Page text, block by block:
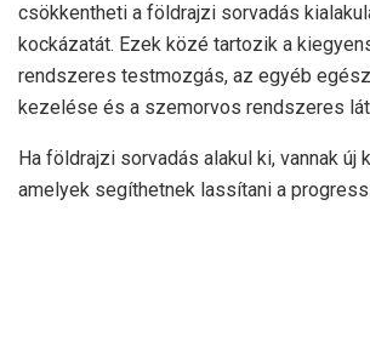
csökkentheti a földrajzi sorvadás
kockázatát. Ezek közé tartozik a
rendszeres testmozgás, az egyéb
kezelése és a szemorvos rendszeres
Ha földrajzi sorvadás alakul ki, vannak új
amelyek segíthetnek lassítani a